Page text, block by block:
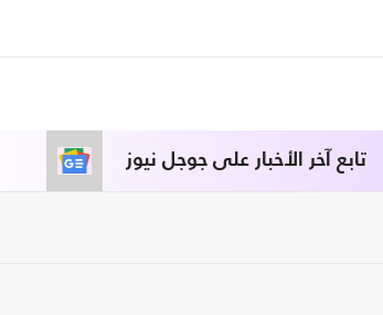
تابع آخر الأخبار على جوجل نيوز